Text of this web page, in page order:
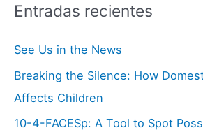
c
a
Entradas recientes
See Us in the News
Breaking the Silence: How
Affects Children
10-4-FACESp: A Tool to Spot